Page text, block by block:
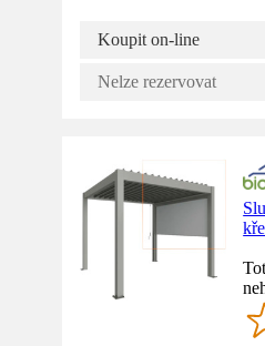
Koupit on-line
Nelze rezervovat